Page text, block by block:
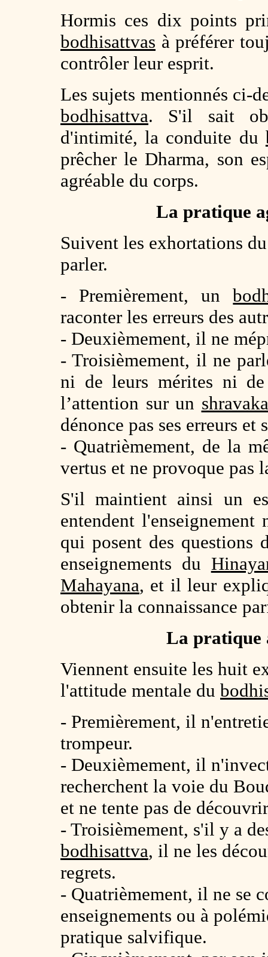
Hormis ces dix points
bodhisattvas à préférer
contrôler leur esprit.
Les sujets mentionnés ci-
bodhisattva. S'il sait
d'intimité, la conduite du
prêcher le Dharma, son
agréable du corps.
La pratique
Suivent les exhortations
parler.
- Premièrement, un
raconter les erreurs des
- Deuxièmement, il ne
- Troisièmement, il ne
ni de leurs mérites ni
l’attention sur un
dénonce pas ses erreurs et
- Quatrièmement, de la
vertus et ne provoque pas
S'il maintient ainsi un
entendent
qui posent des
enseignements du
Mahayana, et il leur
obtenir la connaissance
La pratique
Viennent ensuite les huit
l'attitude mentale du
- Premièrement, il
trompeur.
- Deuxièmement, il
recherchent la voie du
et ne tente pas de
- Troisièmement, s'il y a
bodhisattva, il ne les
regrets.
- Quatrièmement, il ne se
enseignements ou à
pratique salvifique.